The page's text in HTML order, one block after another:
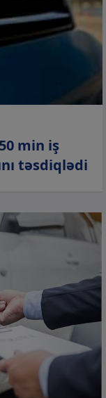
min iş
təsdiqlədi